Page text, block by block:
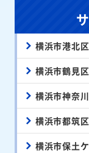
横浜市港北区
横浜市鶴見区
横浜市神奈
横浜市都筑区
横浜市保土